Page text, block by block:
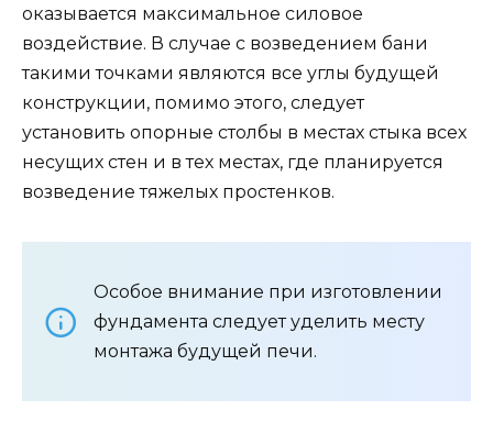
оказывается максимальное силовое
воздействие. В случае с возведением бани
такими точками являются все углы будущей
конструкции, помимо этого, следует
установить опорные столбы в местах стыка всех
несущих стен и в тех местах, где планируется
возведение тяжелых простенков.
Особое внимание при изготовлении
фундамента следует уделить месту
монтажа будущей печи.